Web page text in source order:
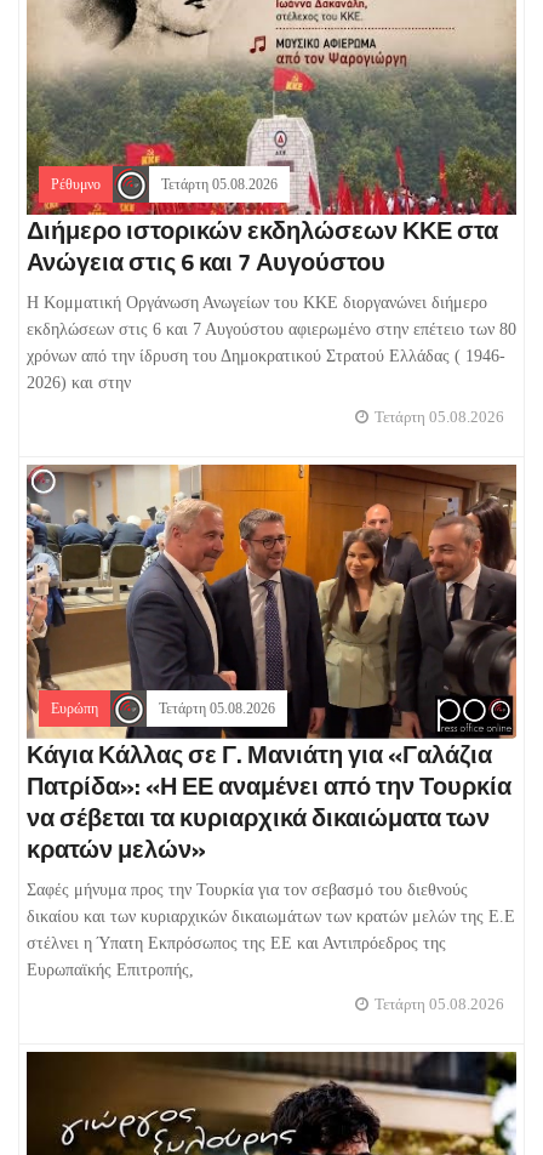
Ρέθυμνο Τετάρτη 05.08.2026
Διήμερο ιστορικών εκδηλώσεων ΚΚΕ στα
Ανώγεια στις 6 και 7 Αυγούστου
Η Κομματική Οργάνωση Ανωγείων του ΚΚΕ διοργανώνει διήμερο
εκδηλώσεων στις 6 και 7 Αυγούστου αφιερωμένο στην επέτειο των 80
χρόνων από την ίδρυση του Δημοκρατικού Στρατού Ελλάδας ( 1946-
2026) και στην
Τετάρτη 05.08.2026
Ευρώπη Τετάρτη 05.08.2026
Κάγια Κάλλας σε Γ. Μανιάτη για «Γαλάζια
Πατρίδα»: «Η ΕΕ αναμένει από την Τουρκία
να σέβεται τα κυριαρχικά δικαιώματα των
κρατών μελών»
Σαφές μήνυμα προς την Τουρκία για τον σεβασμό του διεθνούς
δικαίου και των κυριαρχικών δικαιωμάτων των κρατών μελών της Ε.Ε
στέλνει η Ύπατη Εκπρόσωπος της ΕΕ και Αντιπρόεδρος της
Ευρωπαϊκής Επιτροπής,
Τετάρτη 05.08.2026